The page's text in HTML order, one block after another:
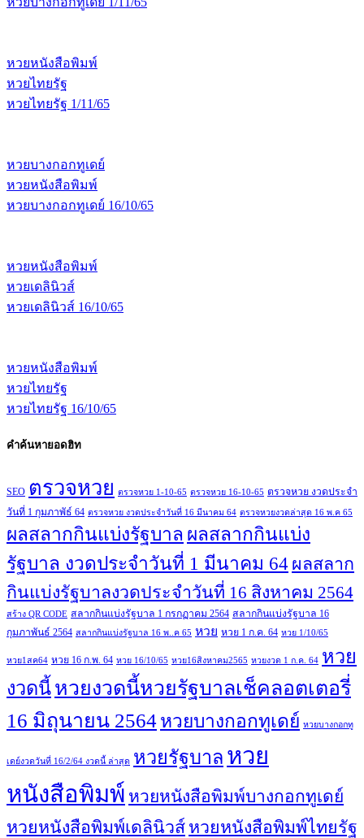
หวยหนังสือพิมพ์
หวยไทยรัฐ
หวยไทยรัฐ 1/11/65
หวยบางกอกทูเดย์
หวยหนังสือพิมพ์
หวยบางกอกทูเดย์ 16/10/65
หวยหนังสือพิมพ์
หวยเดลินิวส์
หวยเดลินิวส์ 16/10/65
หวยหนังสือพิมพ์
หวยไทยรัฐ
หวยไทยรัฐ 16/10/65
คำค้นหายอดฮิท
SEO ตรวจหวย ตรวจหวย 1-10-65 ตรวจหวย 16-10-65 ตรวจหวย งวดประจำ
วันที่ 1 กุมภาพัธ์ 64 ตรวจหวย งวดประจำวันที่ 16 มีนาคม 64 ตรวจหวยงวดล่าสุด 16 พ.ค 65
ผลสลากกินแบ่งรัฐบาล ผลสลากกินแบ่ง
รัฐบาล งวดประจำวันที่ 1 มีนาคม 64 ผลสลาก
กินแบ่งรัฐบาลงวดประจำวันที่ 16 สิงหาคม 2564
สร้าง QR CODE สลากกินแบ่งรัฐบาล 1 กรกฏาคม 2564 สลากกินแบ่งรัฐบาล 16
กุมภาพันธ์ 2564 สลากกินแบ่งรัฐบาล 16 พ..ค 65 หวย หวย 1 ก.ค. 64 หวย 1/10/65
หวย1สค64 หวย 16 ก.พ. 64 หวย 16/10/65 หวย16สิงหาคม2565 หวยงวด 1 ก.ค. 64 หวย
งวดนี้หวยงวดนี้หวยรัฐบาลเช็คลอตเตอรี่
16 มิถุนายน 2564 หวยบางกอกทูเดย์ หวยบางกอกทู
เดย์งวดวันที่ 16/2/64 งวดนี้ ล่าสุด หวยรัฐบาล หวย
หนังสือพิมพ์ หวยหนังสือพิมพ์บางกอกทูเดย์
หวยหนังสือพิมพ์เดลินิวส์ หวยหนังสือพิมพ์ไทยรัฐ